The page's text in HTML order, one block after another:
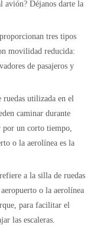
avión? Déjanos darte la
tres tipos
movilidad reducida:
de pasajeros y
utilizada en el
caminar durante
por un corto tiempo,
o la aerolínea es la
a la silla de ruedas
o la aerolínea
para facilitar el
las escaleras.